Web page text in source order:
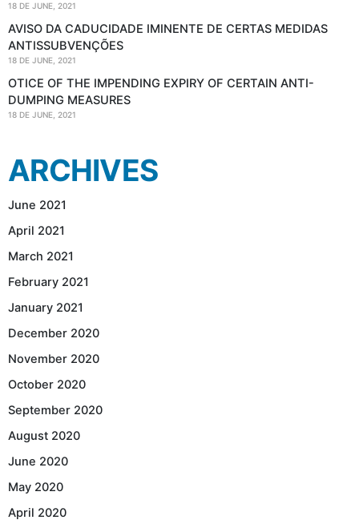
18 DE JUNE, 2021
AVISO DA CADUCIDADE IMINENTE DE CERTAS MEDIDAS
ANTISSUBVENÇÕES
18 DE JUNE, 2021
OTICE OF THE IMPENDING EXPIRY OF CERTAIN ANTI-
DUMPING MEASURES
18 DE JUNE, 2021
ARCHIVES
June 2021
April 2021
March 2021
February 2021
January 2021
December 2020
November 2020
October 2020
September 2020
August 2020
June 2020
May 2020
April 2020